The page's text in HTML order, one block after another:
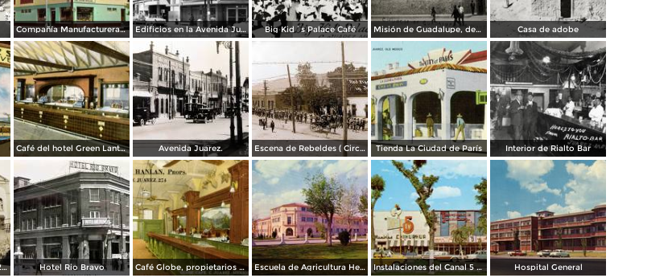
Compañía Manufacturera Plamex, en el cruce de Insurgentes y Paraguay Edificios en la Avenida Juárez Big Kid´s Palace Café Misión de Guadalupe, depúes de la toma de Ciudad Juárez, durante la Revolución Mexicana Casa de adobe
Café del hotel Green Lantern Inn Avenida Juarez. Escena de Rebeldes ( Circulada el 8 de Diciembre de 1913 ). Tienda La Ciudad de París Interior de Rialto Bar
Misión de Guadalupe (1924) Hotel Rio Bravo Café Globe, propietarios Mooney & Hanlan Escuela de Agricultura Hermanos Escobar Instalaciones del Canal 5 XEJ TV Hospital General